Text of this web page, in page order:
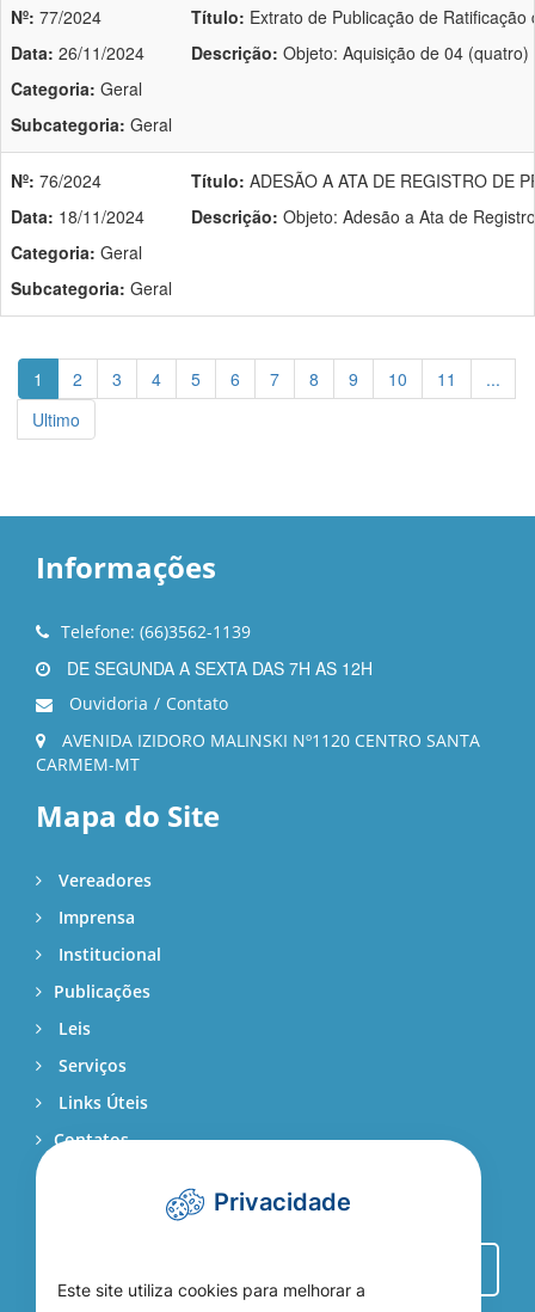
Nº: 77/2024
Data: 26/11/2024
Categoria: Geral
Subcategoria: Geral
Título: Extrato de Publicação de
Descrição: Objeto: Aquisição de 04
Nº: 76/2024
Data: 18/11/2024
Categoria: Geral
Subcategoria: Geral
Título: ADESÃO A ATA DE REGISTRO DE
Descrição: Objeto: Adesão a Ata de
1 2 3 4 5 6 7 8 9 10 11
...
Ultimo
Informações
Telefone: (66)3562-1139
DE SEGUNDA A SEXTA DAS 7H AS 12H
Ouvidoria / Contato
AVENIDA IZIDORO MALINSKI Nº1120 CENTRO SANTA
CARMEM-MT
Mapa do Site
Vereadores
Imprensa
Institucional
Publicações
Leis
Serviços
Links Úteis
Contatos
Webmail Privacidade
Este site utiliza cookies para melhorar a